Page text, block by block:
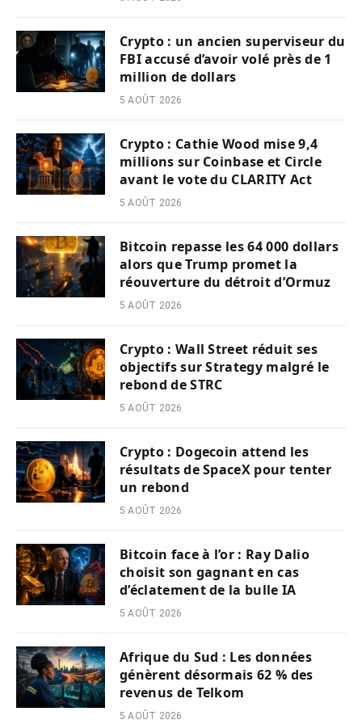
Crypto : un ancien superviseur du
FBI accusé d’avoir volé près de 1
million de dollars
5 AOÛT 2026
Crypto : Cathie Wood mise 9,4
millions sur Coinbase et Circle
avant le vote du CLARITY Act
5 AOÛT 2026
Bitcoin repasse les 64 000 dollars
alors que Trump promet la
réouverture du détroit d’Ormuz
5 AOÛT 2026
Crypto : Wall Street réduit ses
objectifs sur Strategy malgré le
rebond de STRC
5 AOÛT 2026
Crypto : Dogecoin attend les
résultats de SpaceX pour tenter
un rebond
5 AOÛT 2026
Bitcoin face à l’or : Ray Dalio
choisit son gagnant en cas
d’éclatement de la bulle IA
5 AOÛT 2026
Afrique du Sud : Les données
génèrent désormais 62 % des
revenus de Telkom
5 AOÛT 2026